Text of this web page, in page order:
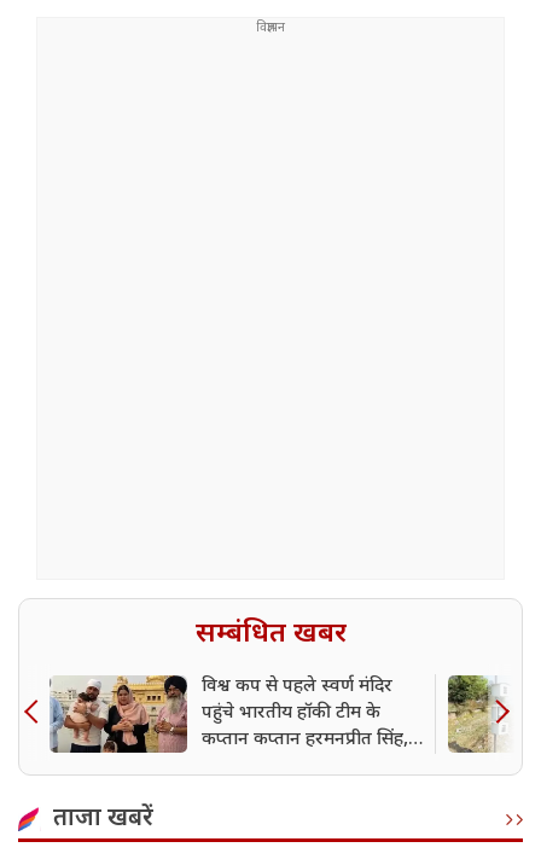
सम्बंधित खबर
विश्व कप से पहले स्वर्ण मंदिर
पहुंचे भारतीय हॉकी टीम के
कप्तान कप्तान हरमनप्रीत सिंह,
ताजा खबरें